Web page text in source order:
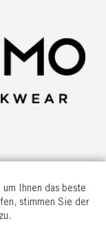
Ihnen das beste
stimmen Sie der